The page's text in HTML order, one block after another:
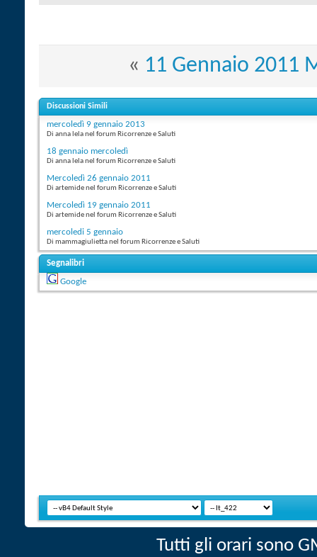
« 11 Gennaio 2011
Discussioni Simili
mercoledì 9 gennaio 2013
Di anna lela nel forum Ricorrenze e Saluti
18 gennaio mercoledì
Di anna lela nel forum Ricorrenze e Saluti
Mercoledì 26 gennaio 2011
Di artemide nel forum Ricorrenze e Saluti
Mercoledì 19 gennaio 2011
Di artemide nel forum Ricorrenze e Saluti
mercoledi 5 gennaio
Di mammagiulietta nel forum Ricorrenze e Saluti
Segnalibri
Google
Tutti gli orari sono